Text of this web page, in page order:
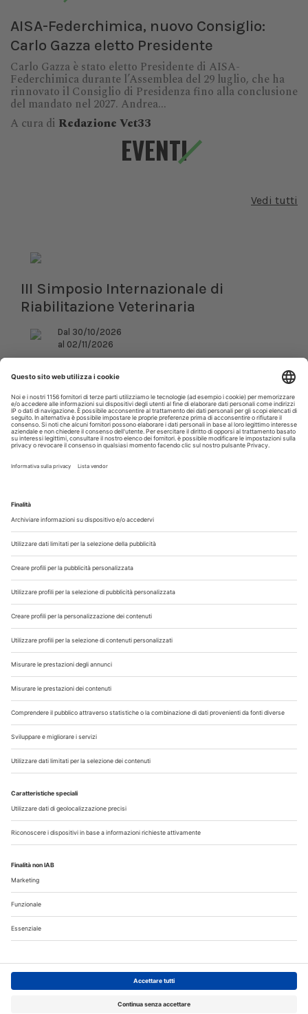
AISA-Federchimica, nuovo Consiglio:
Carlo Gazza eletto Presidente
Carlo Gazza è stato eletto Presidente di AISA-
Federchimica durante l’Assemblea del 29 luglio, che ha
rinnovato il Consiglio di Presidenza fino alla conclusione
del mandato nel 2027. Andrea...
A cura di Redazione Vet33
EVENTI
Vedi tutti
III Simposio Internazionale di
Riabilitazione Veterinaria
Dal 30/10/2026
al 02/11/2026
Chi Siamo
Contatti
Note Legali
Privacy
©2026 Edra S.p.a | www.edraspa.it | P.iva 08056040960
20134 Milano (Italy)
Registrazione Tribunale di Milano n° 5578/2022 del